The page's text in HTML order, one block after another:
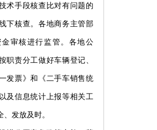
术手段核查比对有问题的
下核查。各地商务主管部
审核进行监管。各地公
职责分工做好车辆登记、
发票》和《二手车销售统
及信息统计上报等相关工
发放及时。